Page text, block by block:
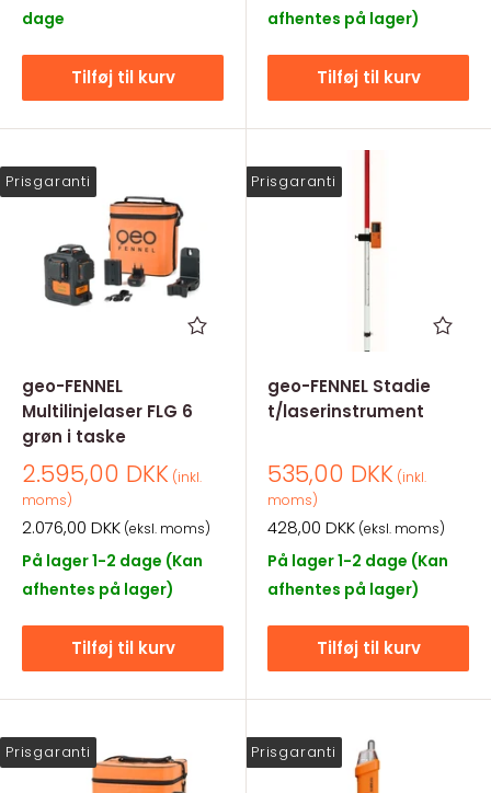
dage
Tilføj til kurv
afhentes på lager)
Tilføj til kurv
Prisgaranti
geo-FENNEL
Multilinjelaser FLG 6
grøn i taske
Salgspris
2.595,00 DKK (inkl.
moms)
Salgspris
2.076,00 DKK (eksl. moms)
På lager 1-2 dage (Kan
afhentes på lager)
Tilføj til kurv
Prisgaranti
geo-FENNEL Stadie
t/laserinstrument
Salgspris
535,00 DKK (inkl.
moms)
Salgspris
428,00 DKK (eksl. moms)
På lager 1-2 dage (Kan
afhentes på lager)
Tilføj til kurv
Prisgaranti Prisgaranti